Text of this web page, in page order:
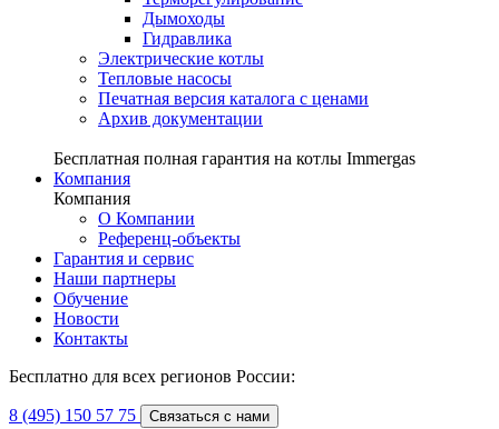
Дымоходы
Гидравлика
Электрические котлы
Тепловые насосы
Печатная версия каталога с ценами
Архив документации
Бесплатная полная гарантия на котлы Immergas
Компания
Компания
О Компании
Референц-объекты
Гарантия и сервис
Наши партнеры
Обучение
Новости
Контакты
Бесплатно для всех регионов России:
8 (495) 150 57 75 Связаться с нами